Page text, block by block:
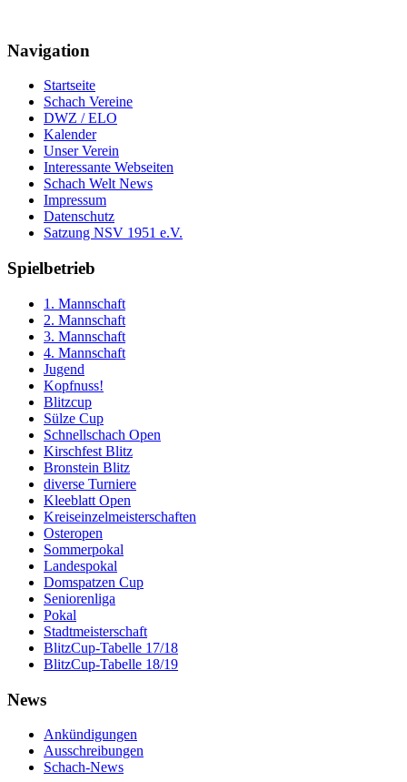
Navigation
Startseite
Schach Vereine
DWZ / ELO
Kalender
Unser Verein
Interessante Webseiten
Schach Welt News
Impressum
Datenschutz
Satzung NSV 1951 e.V.
Spielbetrieb
1. Mannschaft
2. Mannschaft
3. Mannschaft
4. Mannschaft
Jugend
Kopfnuss!
Blitzcup
Sülze Cup
Schnellschach Open
Kirschfest Blitz
Bronstein Blitz
diverse Turniere
Kleeblatt Open
Kreiseinzelmeisterschaften
Osteropen
Sommerpokal
Landespokal
Domspatzen Cup
Seniorenliga
Pokal
Stadtmeisterschaft
BlitzCup-Tabelle 17/18
BlitzCup-Tabelle 18/19
News
Ankündigungen
Ausschreibungen
Schach-News